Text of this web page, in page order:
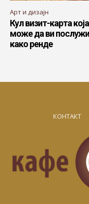
Арт и дизајн
Кул визит-карта која
може да ви
како ренде
КОНТАКТ